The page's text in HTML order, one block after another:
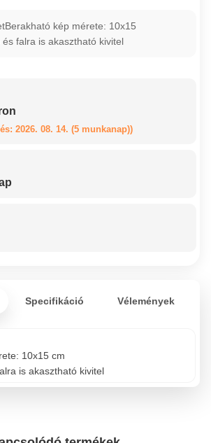
kép mérete: 10x15
falra is akasztható kivitel
2026. 08. 14. (5 munkanap))
Specifikáció Vélemények
10x15 cm
is akasztható kivitel